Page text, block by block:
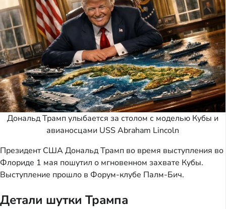
Дональд Трамп улыбается за столом с моделью Кубы и
авианосцами USS Abraham Lincoln
Президент США Дональд Трамп во время выступления во
Флориде 1 мая пошутил о мгновенном захвате Кубы.
Выступление прошло в Форум-клубе Палм-Бич.
Детали шутки Трампа